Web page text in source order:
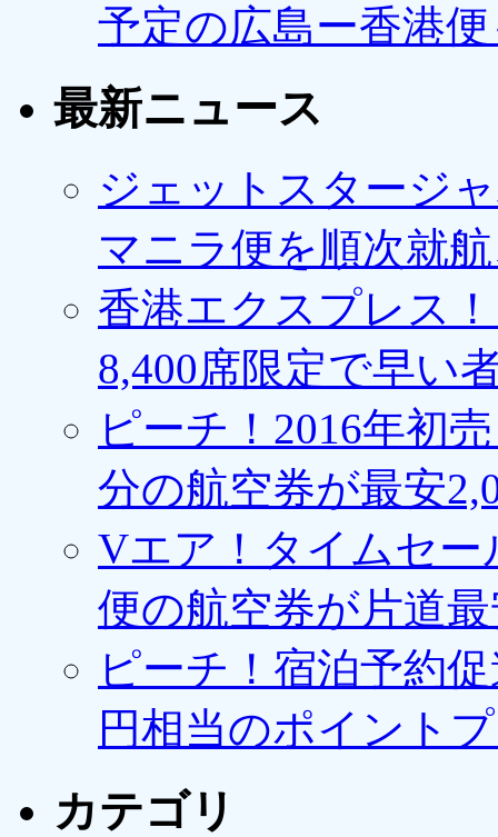
予定の広島ー香港
最新ニュース
ジェットスタージ
マニラ便を順次就
香港エクスプレス
8,400席限定で早い
ピーチ！2016年初
分の航空券が最安
Vエア！タイムセー
便の航空券が片道最
ピーチ！宿泊予約
円相当のポイント
カテゴリ